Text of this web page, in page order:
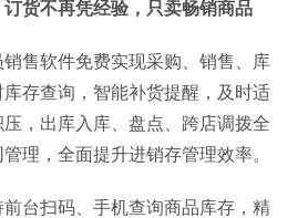
货不再凭经验，只卖畅销商品
销售软件免费实现采购、销售、库
存查询，智能补货提醒，及时适
，出库入库、盘点、跨店调拨全
理，全面提升进销存管理效率。
前台扫码、手机查询商品库存，精